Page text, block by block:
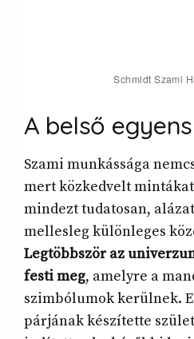
Schmidt Szami
A belső
Szami munkássága
mert közkedvelt
mindezt tudatosan,
mellesleg különleges
Legtöbbször az
festi meg, amelyre a
szimbólumok kerülnek.
párjának készítette